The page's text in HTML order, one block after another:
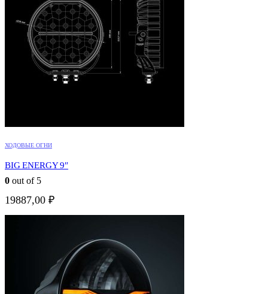
ХОДОВЫЕ ОГНИ
BIG ENERGY 9″
0 out of 5
19887,00 ₽